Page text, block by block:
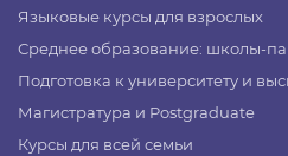
Языковые курсы для взрослых
Среднее образование: школы-
Подготовка к университету и
Магистратура и Postgraduate
Курсы для всей семьи